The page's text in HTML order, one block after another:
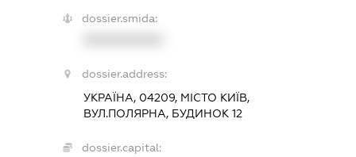
dossier.smida:
dossier.address:
УКРАЇНА, 04209, МІСТО КИЇВ,
ВУЛ.ПОЛЯРНА, БУДИНОК 12
dossier.capital: